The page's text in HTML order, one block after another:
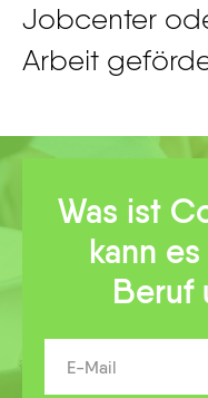
Jobcenter
Arbeit
Was ist
kann
Beruf